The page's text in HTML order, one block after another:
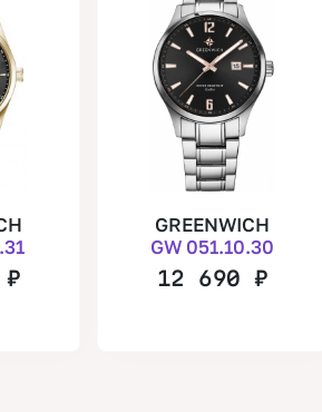
₽
GREENWICH
GW 051.10.30
12 690₽